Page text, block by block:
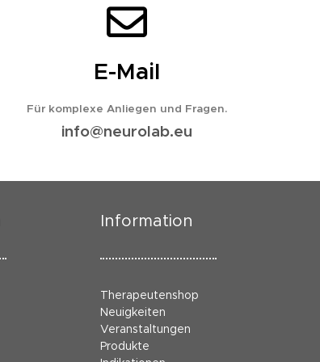
E-Mail
Für komplexe Anliegen und Fragen.
info@neurolab.eu
Information
Therapeutenshop
Neuigkeiten
Veranstaltungen
Produkte